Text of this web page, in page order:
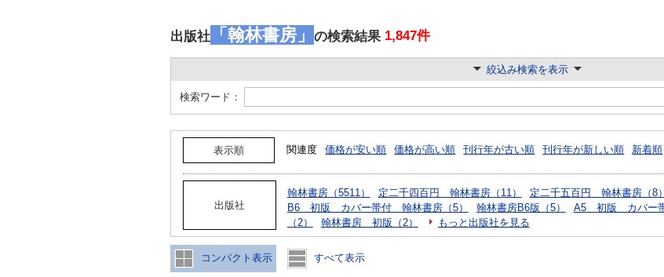
出版社 「翰林書房」 の検索結果 1,847件
絞込み検索を表示
検索ワード：
表示順 関連度 価格が安い順 価格が高い順 刊行年が古い順 刊行年が新しい順 新着順
出版社
翰林書房（5511） 定二千四百円 翰林書房（11） 定二千五百円 翰林書房（8）
B6 初版 カバー帯付 翰林書房（5）
翰林書房B6版（5） A5 初版 カバー
（2）
翰林書房 初版（2） もっと出版社を見る
コンパクト表示 すべて表示